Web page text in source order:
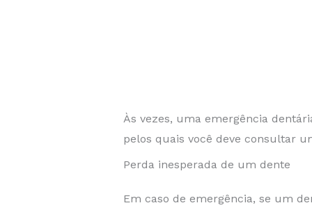
Às vezes, uma emergência
pelos quais você deve consultar
Perda inesperada de um dente
Em caso de emergência, se um